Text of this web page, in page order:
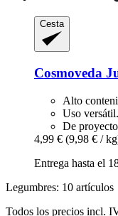
Cesta
Cosmoveda
Alto
Uso versátil.
De
4,99 € (9,98 € /
Entrega hasta el
Legumbres: 10 artículos
Todos los precios incl.